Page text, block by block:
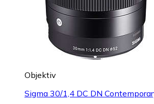
Objektiv
Sigma 30/1,4 DC DN